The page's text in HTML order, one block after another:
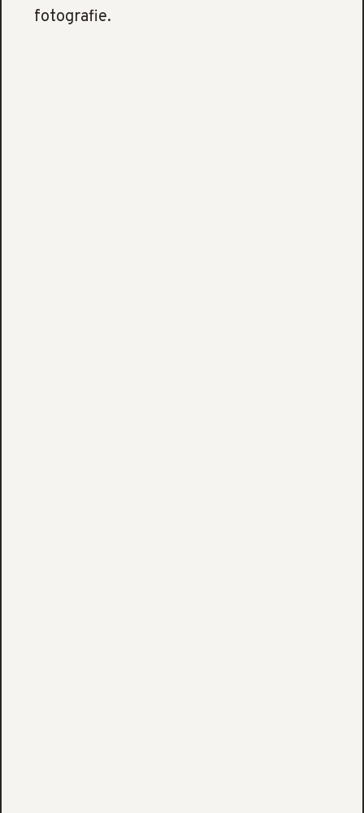
fotografie.